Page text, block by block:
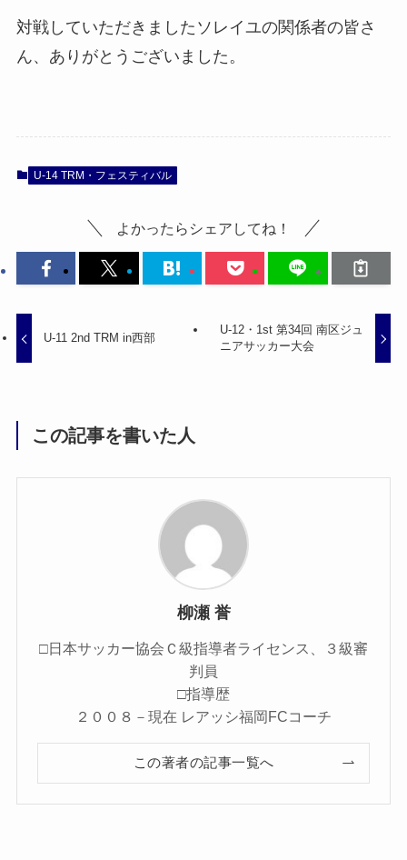
対戦していただきましたソレイユの関係者の皆さ
ん、ありがとうございました。
U-14 TRM・フェスティバル
よかったらシェアしてね！
U-11 2nd TRM in西部
U-12・1st 第34回 南区ジュ
ニアサッカー大会
この記事を書いた人
柳瀬 誉
□日本サッカー協会Ｃ級指導者ライセンス、３級審
判員
□指導歴
２００８－現在 レアッシ福岡FCコーチ
この著者の記事一覧へ